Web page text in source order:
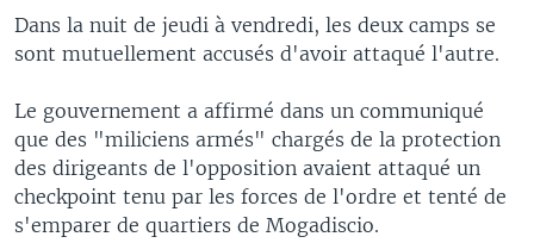
Dans la nuit de jeudi à vendredi, les deux camps se
sont mutuellement accusés d'avoir attaqué l'autre.
Le gouvernement a affirmé dans un communiqué
que des "miliciens armés" chargés de la protection
des dirigeants de l'opposition avaient attaqué un
checkpoint tenu par les forces de l'ordre et tenté de
s'emparer de quartiers de Mogadiscio.